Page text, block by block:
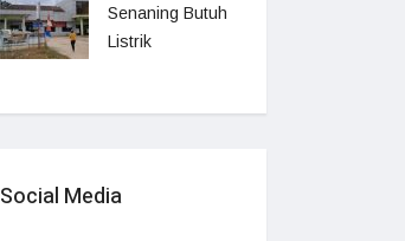
Senaning Butuh
Listrik
Social Media